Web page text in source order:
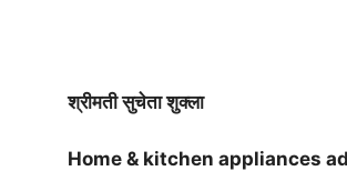
श्रीमती सुचेता शुक्ला
Home & kitchen appliances